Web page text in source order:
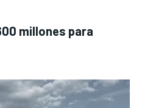
millones para